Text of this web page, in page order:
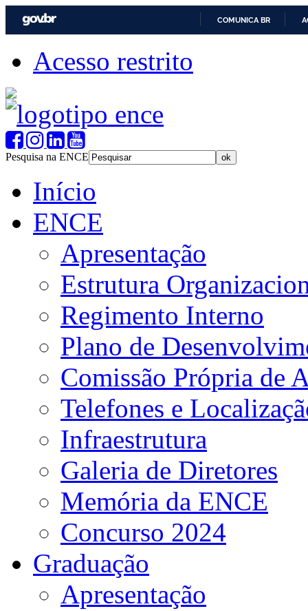
COMUNICA BR
Acesso restrito
Pesquisa na ENCE
Início
ENCE
Apresentação
Estrutura
Regimento Interno
Plano de
Comissão Própria de
Telefones e
Infraestrutura
Galeria de Diretores
Memória da ENCE
Concurso 2024
Graduação
Apresentação